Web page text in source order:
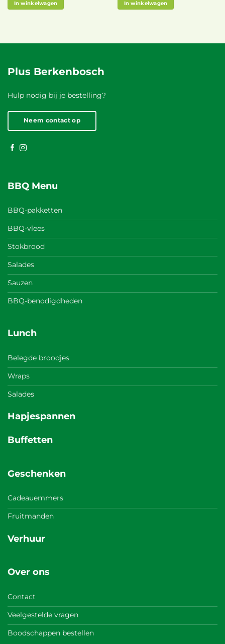
In winkelwagen In winkelwagen
Plus Berkenbosch
Hulp nodig bij je bestelling?
Neem contact op
BBQ Menu
BBQ-pakketten
BBQ-vlees
Stokbrood
Salades
Sauzen
BBQ-benodigdheden
Lunch
Belegde broodjes
Wraps
Salades
Hapjespannen
Buffetten
Geschenken
Cadeauemmers
Fruitmanden
Verhuur
Over ons
Contact
Veelgestelde vragen
Boodschappen bestellen